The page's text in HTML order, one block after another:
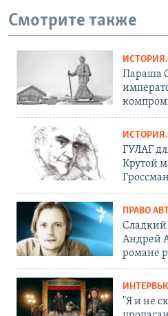
Смотрите также
Параша
ГУЛАГ
Крутой
ПРАВО
Сладкий
Андрей
романе
"Я и не